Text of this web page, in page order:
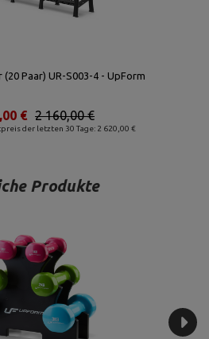
Paar) UR-S003-4 - UpForm
der letzten 30 Tage: 2 620,00 €
2 160,00 €
€
Produkte